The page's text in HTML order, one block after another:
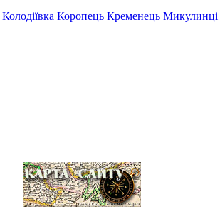
Колодіївка Коропець Кременець Микулинці